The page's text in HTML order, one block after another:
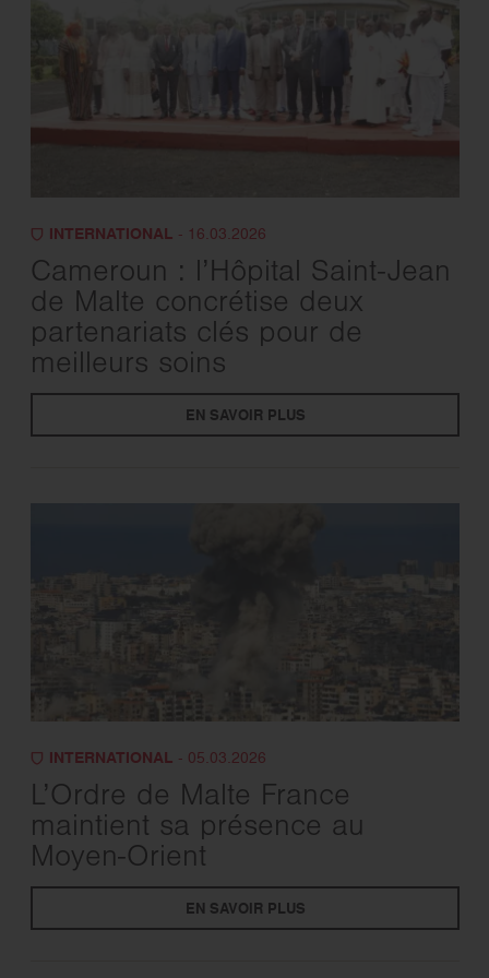
INTERNATIONAL - 16.03.2026
Cameroun : l’Hôpital Saint-Jean
de Malte concrétise deux
partenariats clés pour de
meilleurs soins
EN SAVOIR PLUS
INTERNATIONAL - 05.03.2026
L’Ordre de Malte France
maintient sa présence au
Moyen-Orient
EN SAVOIR PLUS